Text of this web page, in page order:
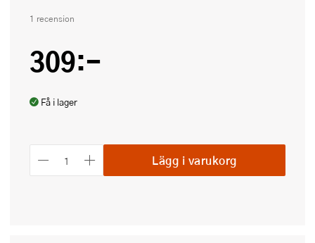
1 recension
309:-
Få i lager
Lägg i varukorg